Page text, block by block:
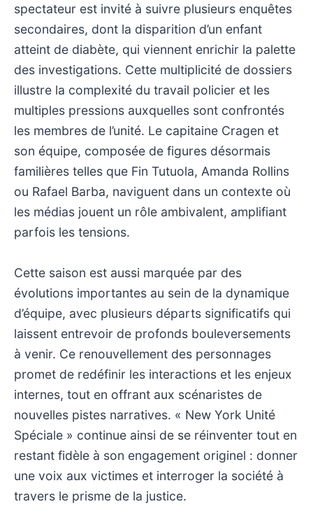
spectateur est invité à suivre plusieurs enquêtes
secondaires, dont la disparition d’un enfant
atteint de diabète, qui viennent enrichir la palette
des investigations. Cette multiplicité de dossiers
illustre la complexité du travail policier et les
multiples pressions auxquelles sont confrontés
les membres de l’unité. Le capitaine Cragen et
son équipe, composée de figures désormais
familières telles que Fin Tutuola, Amanda Rollins
ou Rafael Barba, naviguent dans un contexte où
les médias jouent un rôle ambivalent, amplifiant
parfois les tensions.
Cette saison est aussi marquée par des
évolutions importantes au sein de la dynamique
d’équipe, avec plusieurs départs significatifs qui
laissent entrevoir de profonds bouleversements
à venir. Ce renouvellement des personnages
promet de redéfinir les interactions et les enjeux
internes, tout en offrant aux scénaristes de
nouvelles pistes narratives. « New York Unité
Spéciale » continue ainsi de se réinventer tout en
restant fidèle à son engagement originel : donner
une voix aux victimes et interroger la société à
travers le prisme de la justice.